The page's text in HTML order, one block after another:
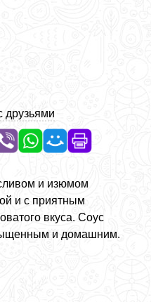
друзьями
и изюмом
и с приятным
вкуса. Соус
и домашним.